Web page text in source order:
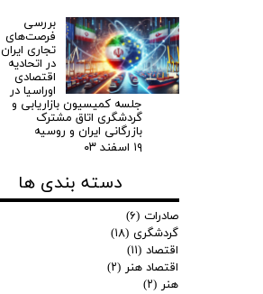
بررسی
فرصت‌های
تجاری ایران
در اتحادیه
اقتصادی
اوراسیا در
جلسه کمیسیون بازاریابی و
گردشگری اتاق مشترک
بازرگانی ایران و روسیه
۱۹ اسفند ۰۳
دسته بندی ها
صادرات (۶)
گردشگری (۱۸)
اقتصاد (۱۱)
اقتصاد هنر (۲)
هنر (۲)